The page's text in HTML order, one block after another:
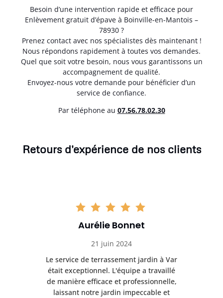
Besoin d’une intervention rapide et efficace pour
Enlèvement gratuit d’épave à Boinville-en-Mantois –
78930 ?
Prenez contact avec nos spécialistes dès maintenant !
Nous répondons rapidement à toutes vos demandes.
Quel que soit votre besoin, nous vous garantissons un
accompagnement de qualité.
Envoyez-nous votre demande pour bénéficier d’un
service de confiance.
Par téléphone au 07.56.78.02.30
Retours d'expérience de nos clients
Aurélie Bonnet
21 juin 2024
Le service de terrassement jardin à Var
était exceptionnel. L'équipe a travaillé
de manière efficace et professionnelle,
laissant notre jardin impeccable et